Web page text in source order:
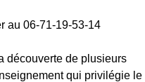
au 06-71-19-53-14
découverte de plusieurs
qui privilégie le